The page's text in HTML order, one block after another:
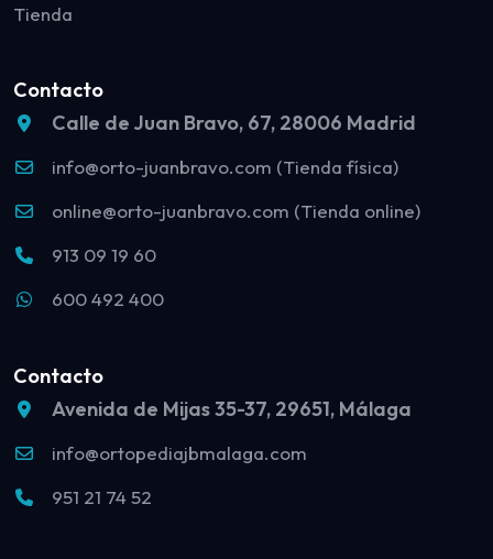
Tienda
Contacto
Calle de Juan Bravo, 67, 28006 Madrid
info@orto-juanbravo.com (Tienda física)
online@orto-juanbravo.com (Tienda online)
913 09 19 60
600 492 400
Contacto
Avenida de Mijas 35-37, 29651, Málaga
info@ortopediajbmalaga.com
951 21 74 52